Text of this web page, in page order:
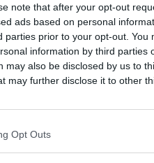
note that after your opt-out
ads based on personal
parties prior to your opt-out. You
information by third parties
may also be disclosed by us to
may further disclose it to other
Opt Outs